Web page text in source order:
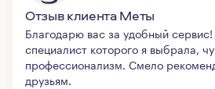
Отзыв клиента Меты
Благодарю вас за удобный
специалист которого я выбрала,
профессионализм. Смело
друзьям.